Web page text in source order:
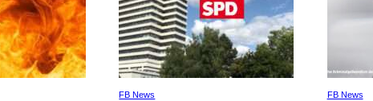
FB News FB News